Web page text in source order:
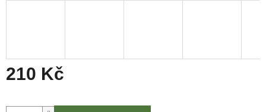
210 Kč
cena: